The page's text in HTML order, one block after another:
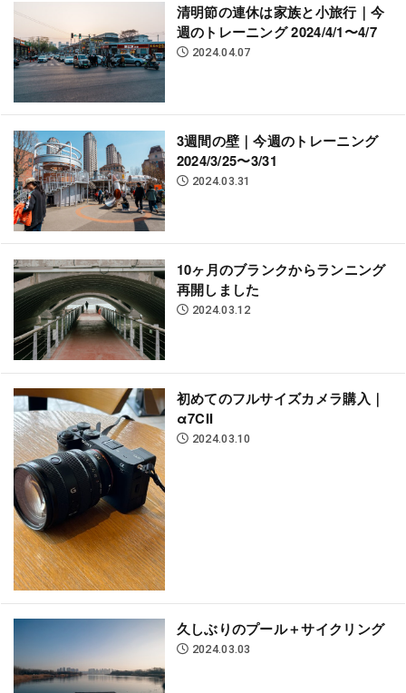
清明節の連休は家族と小旅行｜今
週のトレーニング 2024/4/1〜4/7
2024.04.07
3週間の壁｜今週のトレーニング
2024/3/25〜3/31
2024.03.31
10ヶ月のブランクからランニング
再開しました
2024.03.12
初めてのフルサイズカメラ購入｜
α7CII
2024.03.10
久しぶりのプール＋サイクリング
2024.03.03